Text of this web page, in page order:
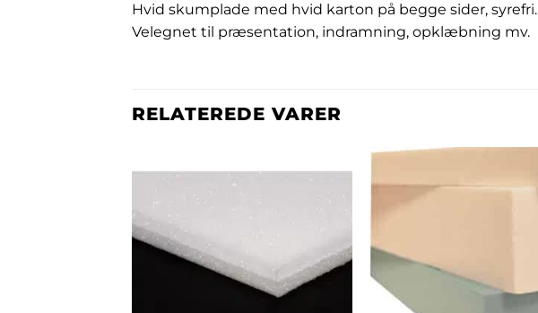
Hvid skumplade med hvid karton på begge sider, syrefri.
Velegnet til præsentation, indramning, opklæbning mv.
RELATEREDE VARER